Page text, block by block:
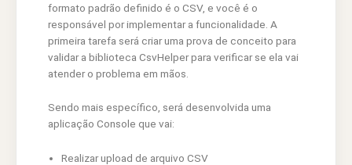
formato padrão definido é o CSV, e você é o
responsável por implementar a funcionalidade. A
primeira tarefa será criar uma prova de conceito para
validar a biblioteca CsvHelper para verificar se ela vai
atender o problema em mãos.
Sendo mais específico, será desenvolvida uma
aplicação Console que vai:
Realizar upload de arquivo CSV